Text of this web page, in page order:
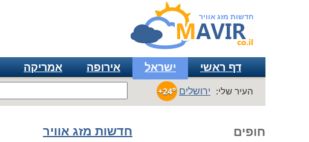
חדשות מזג אוויר
דף ראשי ישראל אירופה אמריקה
העיר שלי: ירושלים +24°
חופים חדשות מזג אוויר